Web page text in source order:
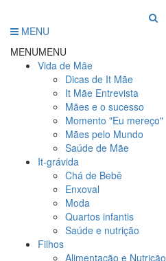
MENU
MENUMENU
Vida de Mãe
Dicas de It Mãe
It Mãe Entrevista
Mães e o sucesso
Momento "Eu mereço"
Mães pelo Mundo
Saúde de Mãe
It-grávida
Chá de Bebê
Enxoval
Moda
Quartos infantis
Saúde e nutrição
Filhos
Alimentação e Nutrição